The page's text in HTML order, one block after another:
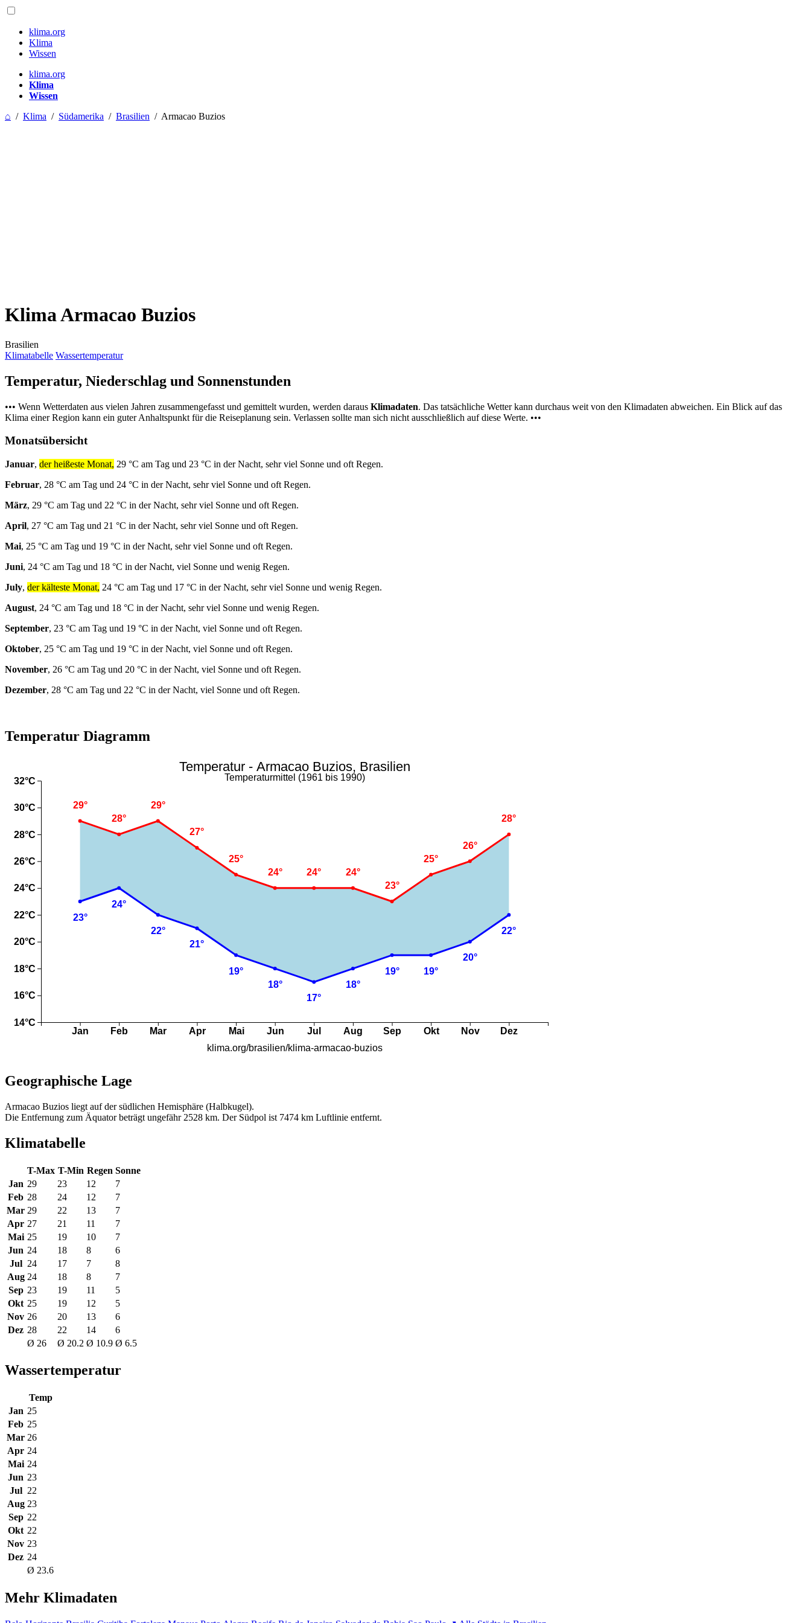
klima.org
Klima
Wissen
klima.org
Klima
Wissen
⌂ / Klima / Südamerika / Brasilien / Armacao Buzios
Klima Armacao Buzios
Brasilien
Klimatabelle Wassertemperatur
Temperatur, Niederschlag und Sonnenstunden
••• Wenn Wetterdaten aus vielen Jahren zusammengefasst und gemittelt wurden, werden daraus Klimadaten. Das tatsächliche Wetter kann durchaus weit von den Klimadaten abweichen. Ein Blick auf das
Klima einer Region kann ein guter Anhaltspunkt für die Reiseplanung sein. Verlassen sollte man sich nicht ausschließlich auf diese Werte. •••
Monatsübersicht
Januar, der heißeste Monat, 29 °C am Tag und 23 °C in der Nacht, sehr viel Sonne und oft Regen.
Februar, 28 °C am Tag und 24 °C in der Nacht, sehr viel Sonne und oft Regen.
März, 29 °C am Tag und 22 °C in der Nacht, sehr viel Sonne und oft Regen.
April, 27 °C am Tag und 21 °C in der Nacht, sehr viel Sonne und oft Regen.
Mai, 25 °C am Tag und 19 °C in der Nacht, sehr viel Sonne und oft Regen.
Juni, 24 °C am Tag und 18 °C in der Nacht, viel Sonne und wenig Regen.
July, der kälteste Monat, 24 °C am Tag und 17 °C in der Nacht, sehr viel Sonne und wenig Regen.
August, 24 °C am Tag und 18 °C in der Nacht, sehr viel Sonne und wenig Regen.
September, 23 °C am Tag und 19 °C in der Nacht, viel Sonne und oft Regen.
Oktober, 25 °C am Tag und 19 °C in der Nacht, viel Sonne und oft Regen.
November, 26 °C am Tag und 20 °C in der Nacht, viel Sonne und oft Regen.
Dezember, 28 °C am Tag und 22 °C in der Nacht, viel Sonne und oft Regen.
Temperatur Diagramm
Geographische Lage
Armacao Buzios liegt auf der südlichen Hemisphäre (Halbkugel).
Die Entfernung zum Äquator beträgt ungefähr 2528 km. Der Südpol ist 7474 km Luftlinie entfernt.
Klimatabelle
T-Max T-Min Regen Sonne
Jan 29 23 12
7
Feb 28 24 12
7
Mar 29 22 13
7
Apr 27 21 11
7
Mai 25 19 10
7
Jun 24 18 8
6
Jul 24 17 7
8
Aug 24 18 8
7
Sep 23 19 11
5
Okt 25 19 12
5
Nov 26 20 13
6
Dez 28 22 14
6
Ø 26
Ø 20.2 Ø 10.9 Ø 6.5
Wassertemperatur
Temp
Jan 25
Feb 25
Mar 26
Apr 24
Mai 24
Jun 23
Jul 22
Aug 23
Sep 22
Okt 22
Nov 23
Dez 24
Ø 23.6
Mehr Klimadaten